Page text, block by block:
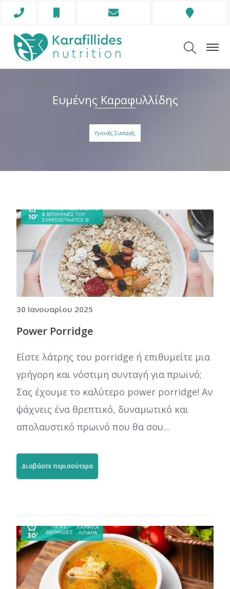
Phone
Envelope
Address
Ευμένης Καραφυλλίδης
Υγιεινές Συνταγές
30 Ιανουαρίου 2025
Power Porridge
Είστε λάτρης του porridge ή επιθυμείτε μια
γρήγορη και νόστιμη συνταγή για πρωινό;
Σας έχουμε το καλύτερο power porridge! Αν
ψάχνεις ένα θρεπτικό, δυναμωτικό και
απολαυστικό πρωινό που θα σου...
Διαβάστε περισσότερα